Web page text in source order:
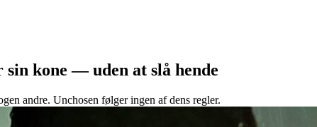
kone — uden at slå hende
andre. Unchosen følger ingen af dens regler.